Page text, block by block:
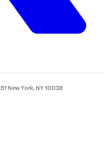
New York, NY 10038